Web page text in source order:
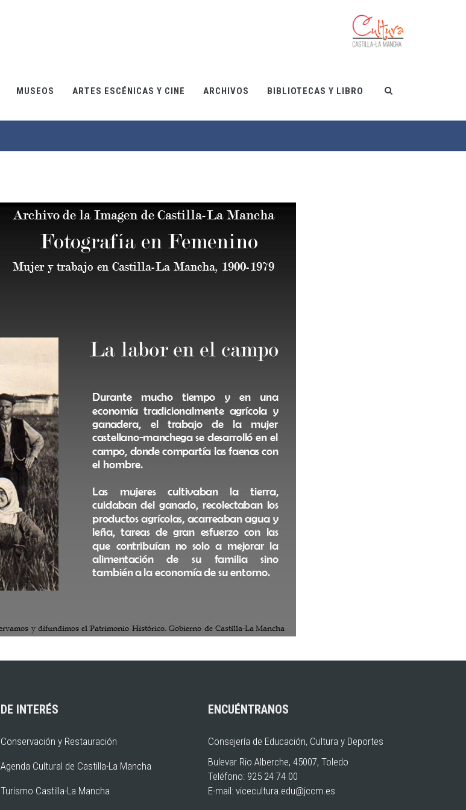
MUSEOS ARTES ESCÉNICAS Y CINE ARCHIVOS BIBLIOTECAS Y LIBRO
DE INTERÉS
Conservación y Restauración
Agenda Cultural de Castilla-La Mancha
Turismo Castilla-La Mancha
ENCUÉNTRANOS
Consejería de Educación, Cultura y Deportes
Bulevar Rio Alberche, 45007, Toledo
Teléfono: 925 24 74 00
E-mail: vicecultura.edu@jccm.es